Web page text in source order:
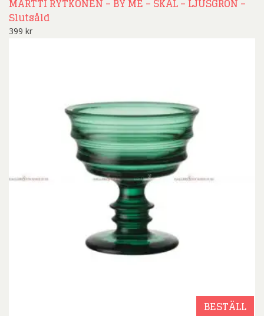
MARTTI RYTKÖNEN – BY ME – SKÅL – LJUSGRÖN –
Slutsåld
399 kr
BESTÄLL